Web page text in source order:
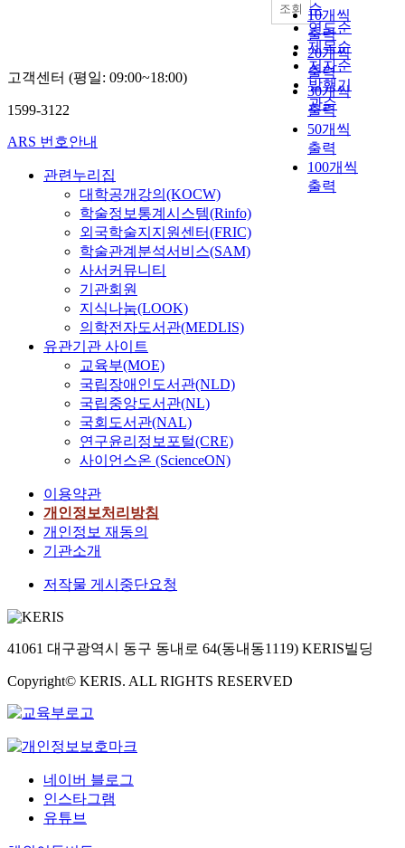
순
연도순
제목순
저자순
발행기
관순
10개씩
출력
20개씩
출력
30개씩
출력
50개씩
출력
100개씩
출력
조회
고객센터 (평일: 09:00~18:00)
1599-3122
ARS 번호안내
관련누리집
대학공개강의(KOCW)
학술정보통계시스템(Rinfo)
외국학술지지원센터(FRIC)
학술관계분석서비스(SAM)
사서커뮤니티
기관회원
지식나눔(LOOK)
의학전자도서관(MEDLIS)
유관기관 사이트
교육부(MOE)
국립장애인도서관(NLD)
국립중앙도서관(NL)
국회도서관(NAL)
연구윤리정보포털(CRE)
사이언스온 (ScienceON)
이용약관
개인정보처리방침
개인정보 재동의
기관소개
저작물 게시중단요청
41061 대구광역시 동구 동내로 64(동내동1119) KERIS빌딩
Copyright© KERIS. ALL RIGHTS RESERVED
네이버 블로그
인스타그램
유튜브